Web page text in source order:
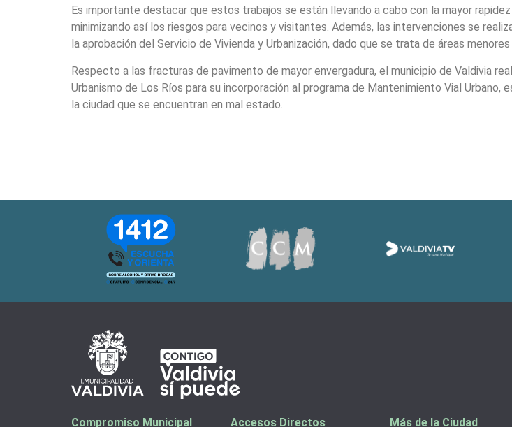
Es importante destacar que estos trabajos se están llevando a cabo con la mayor
minimizando así los riesgos para vecinos y visitantes. Además, las intervenciones se
la aprobación del Servicio de Vivienda y Urbanización, dado que se trata de áreas
Respecto a las fracturas de pavimento de mayor envergadura, el municipio de Valdivia
Urbanismo de Los Ríos para su incorporación al programa de Mantenimiento Vial
la ciudad que se encuentran en mal estado.
Compromiso Municipal Accesos Directos Más de la Ciudad